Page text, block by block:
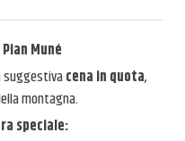
Pian Muné
suggestivacena in quota,
montagna.
speciale: